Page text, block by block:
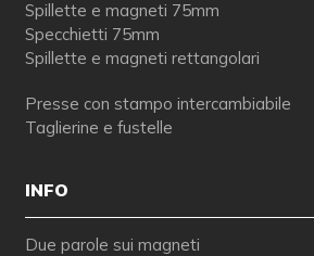
Spillette e magneti 75mm
Specchietti 75mm
Spillette e magneti rettangolari
Presse con stampo intercambiabile
Taglierine e fustelle
INFO
Due parole sui magneti